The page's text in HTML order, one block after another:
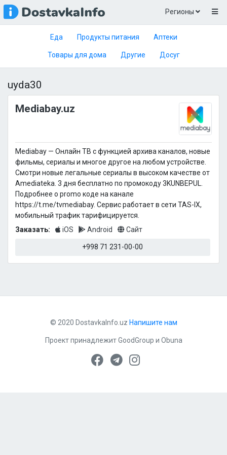
Регионы
Еда Продукты питания Аптеки
Товары для дома Другие Досуг
uyda30
Mediabay.uz
Mediabay — Онлайн ТВ c функцией архива каналов, новые
фильмы, сериалы и многое другое на любом устройстве.
Смотри новые легальные сериалы в высоком качестве от
Amediateka. 3 дня бесплатно по промокоду 3KUNBEPUL.
Подробнее о promo коде на канале
https://t.me/tvmediabay. Сервис работает в сети TAS-IX,
мобильный трафик тарифицируется.
Заказать:
iOS Android Сайт
+998 71 231-00-00
© 2020 DostavkaInfo.uz Напишите нам
Проект принадлежитGoodGroup и Obuna